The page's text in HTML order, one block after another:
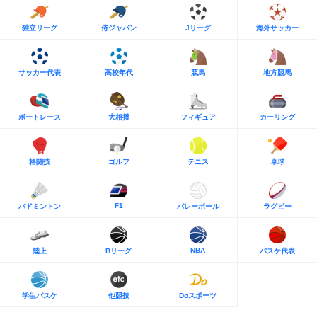
独立リーグ 侍ジャパン Jリーグ 海外サッカー
サッカー代表 高校年代 競馬 地方競馬
ボートレース 大相撲 フィギュア カーリング
格闘技 ゴルフ テニス 卓球
バドミントン F1 バレーボール ラグビー
陸上 Bリーグ NBA バスケ代表
学生バスケ 他競技 Doスポーツ